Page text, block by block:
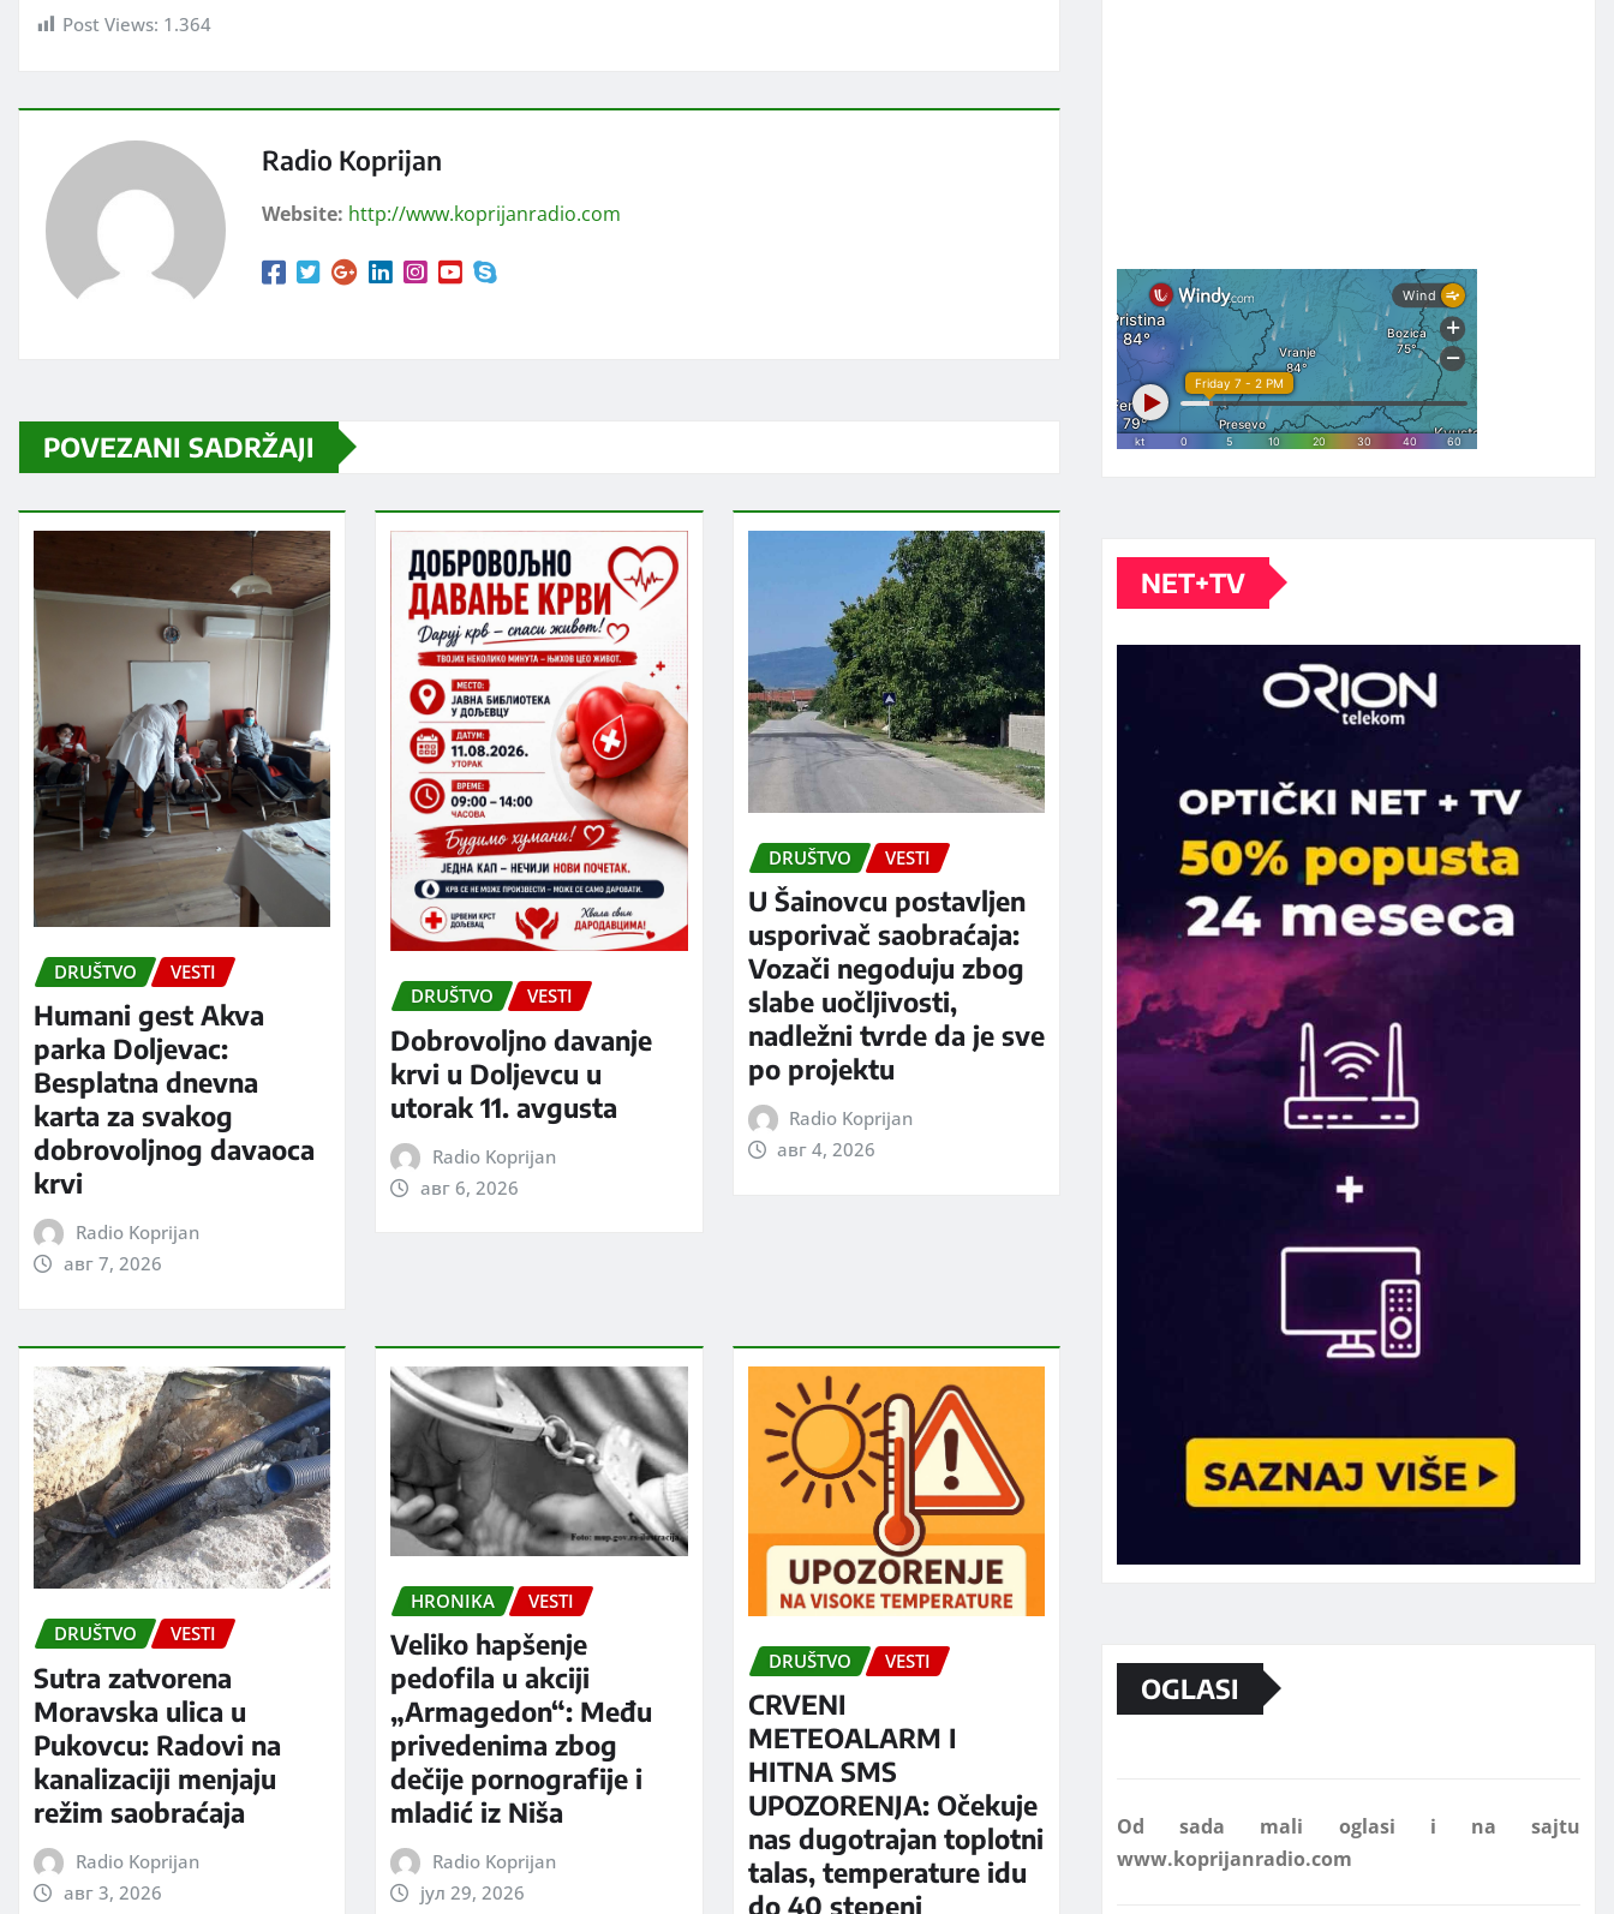
Post Views: 1.364
Radio Koprijan
Website: http://www.koprijanradio.com
POVEZANI SADRŽAJI
DRUŠTVO VESTI
Humani gest Akva
parka Doljevac:
Besplatna dnevna
karta za svakog
dobrovoljnog davaoca
krvi
Radio Koprijan
авг 7, 2026
DRUŠTVO VESTI
Dobrovoljno davanje
krvi u Doljevcu u
utorak 11. avgusta
Radio Koprijan
авг 6, 2026
DRUŠTVO VESTI
U Šainovcu postavljen
usporivač saobraćaja:
Vozači negoduju zbog
slabe uočljivosti,
nadležni tvrde da je sve
po projektu
Radio Koprijan
авг 4, 2026
DRUŠTVO VESTI
Sutra zatvorena
Moravska ulica u
Pukovcu: Radovi na
kanalizaciji menjaju
režim saobraćaja
Radio Koprijan
авг 3, 2026
HRONIKA VESTI
Veliko hapšenje
pedofila u akciji
„Armagedon“: Među
privedenima zbog
dečije pornografije i
mladić iz Niša
Radio Koprijan
јул 29, 2026
DRUŠTVO VESTI
CRVENI
METEOALARM I
HITNA SMS
UPOZORENJA: Očekuje
nas dugotrajan toplotni
talas, temperature idu
do 40 stepeni
NET+TV
OGLASI
Marketing telefon 062 463 002